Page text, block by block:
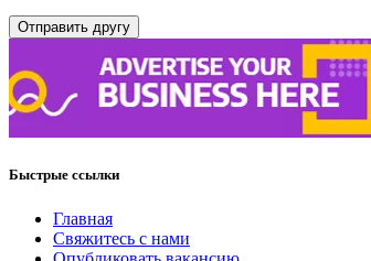
Быстрые ссылки
Главная
Свяжитесь с нами